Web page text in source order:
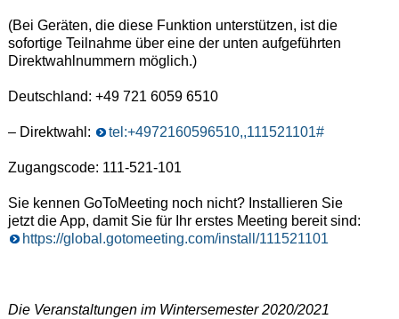
(Bei Geräten, die diese Funktion unterstützen, ist die
sofortige Teilnahme über eine der unten aufgeführten
Direktwahlnummern möglich.)
Deutschland: +49 721 6059 6510
– Direktwahl: tel:+4972160596510,,111521101#
Zugangscode: 111-521-101
Sie kennen GoToMeeting noch nicht? Installieren Sie
jetzt die App, damit Sie für Ihr erstes Meeting bereit sind:
https://global.gotomeeting.com/install/111521101
Die Veranstaltungen im Wintersemester 2020/2021